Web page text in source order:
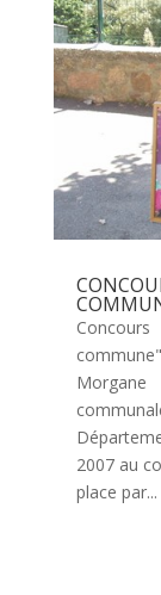
2007 au
place par...